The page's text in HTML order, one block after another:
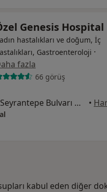
Genesis Hospital
hastalıkları ve doğum, İç
Gastroenteroloji ·
fazla
66 görüş
Huzur Evleri Mah. Seyrantepe Bulvarı No:18, Kayapınar •
kabul eden diğer